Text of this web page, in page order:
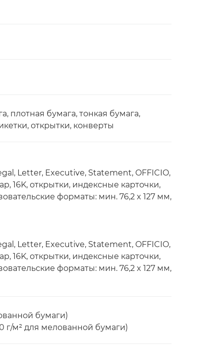
плотная бумага, тонкая бумага,
открытки, конверты
Letter, Executive, Statement, OFFICIO,
16K, открытки, индексные карточки,
форматы: мин. 76,2 x 127 мм,
Letter, Executive, Statement, OFFICIO,
16K, открытки, индексные карточки,
форматы: мин. 76,2 x 127 мм,
бумаги)
г/м² для мелованной бумаги)